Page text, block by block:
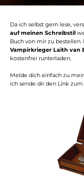
Da ich selbst gern lese,
auf meinen Schreibstil
Buch von mir zu
Vampirkrieger Laith van
kostenfrei runterladen.
Melde dich einfach zu
ich sende dir den Link zum